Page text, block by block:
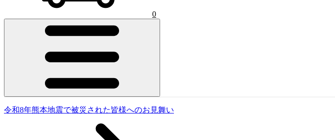
0
令和8年熊本地震で被災された皆様へのお見舞い